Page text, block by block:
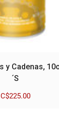
y Cadenas,
´S
C$225.00